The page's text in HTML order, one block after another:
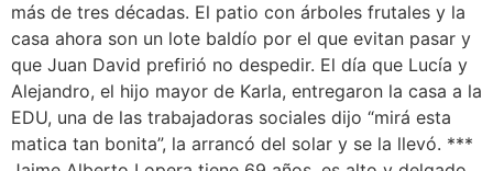
más de tres décadas. El patio con árboles frutales y la
casa ahora son un lote baldío por el que evitan pasar y
que Juan David prefirió no despedir. El día que Lucía y
Alejandro, el hijo mayor de Karla, entregaron la casa a la
EDU, una de las trabajadoras sociales dijo “mirá esta
matica tan bonita”, la arrancó del solar y se la llevó. ***